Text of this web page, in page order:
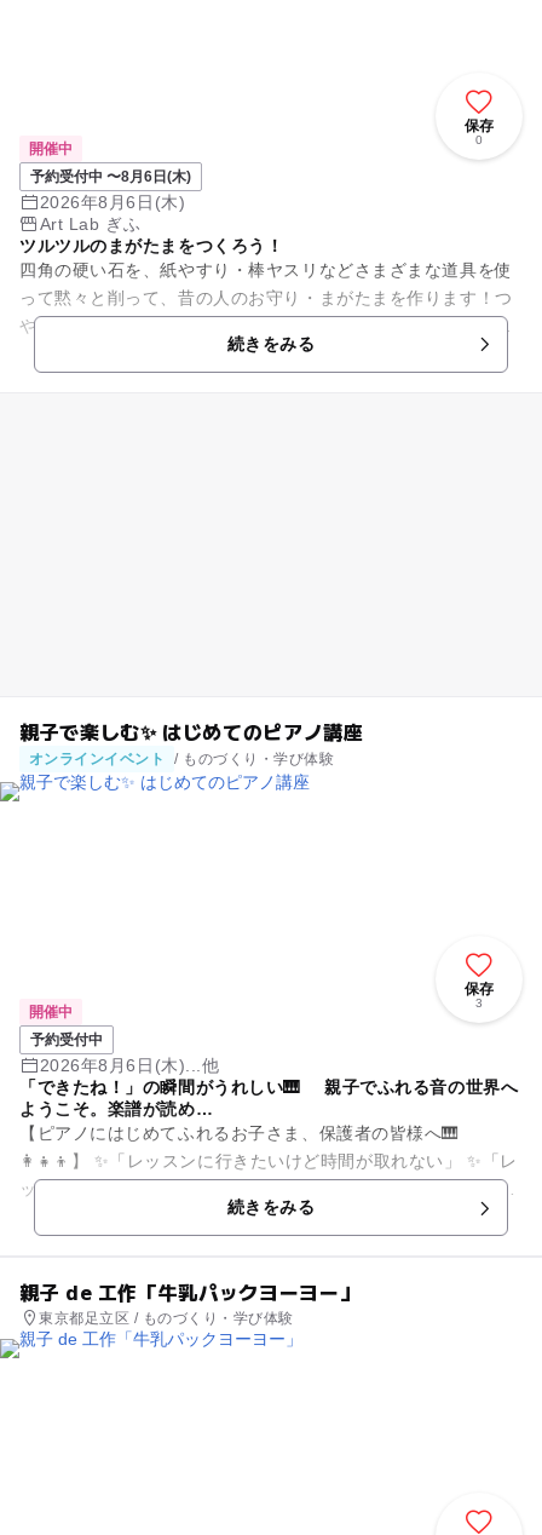
保存
0
開催中
予約受付中 〜8月6日(木)
2026年8月6日(木)
Art Lab ぎふ
ツルツルのまがたまをつくろう！
四角の硬い石を、紙やすり・棒ヤスリなどさまざまな道具を使
って黙々と削って、昔の人のお守り・まがたまを作ります！つ
やつやスベスベの石になるよう、がんばってたくさん磨きまし
続きをみる
親子で楽しむ✨ はじめてのピアノ講座
オンラインイベント / ものづくり・学び体験
保存
3
開催中
予約受付中
2026年8月6日(木)...他
「できたね！」の瞬間がうれしい🎹 親子でふれる音の世界へ
ようこそ。楽譜が読め…
【ピアノにはじめてふれるお子さま、保護者の皆様へ🎹
👩‍👧‍👦】 ✨「レッスンに行きたいけど時間が取れない」 ✨「レ
ッスンは敷居が高いな〜」 ✨「子どもが集中してレッスン受け
続きをみる
親子 de 工作「牛乳パックヨーヨー」
東京都足立区 / ものづくり・学び体験